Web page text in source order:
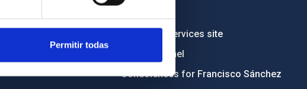
Permitir todas
Electronic services site
Ethics channel
Condolences for Francisco Sánchez